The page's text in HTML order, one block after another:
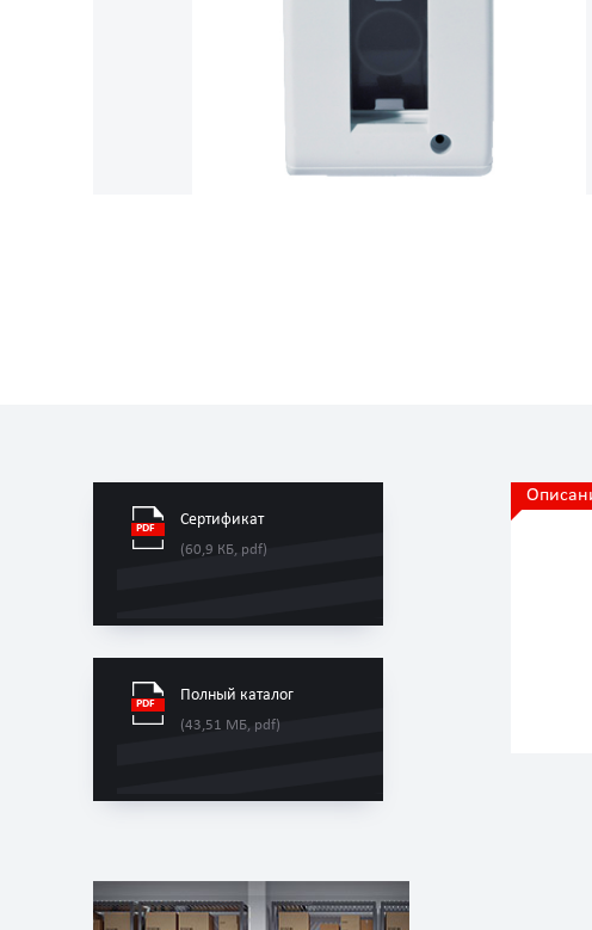
Сертификат
(60,9 КБ, pdf)
Полный каталог
(43,51 МБ, pdf)